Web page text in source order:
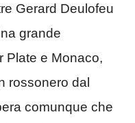
Gerard Deulofeu
grande
Plate e Monaco,
rossonero dal
comunque che